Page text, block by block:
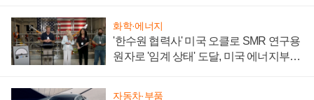
화학·에너지
'한수원 협력사' 미국 오클로 SMR 연구용
원자로 '임계 상태' 도달, 미국 에너지부
자동차·부품